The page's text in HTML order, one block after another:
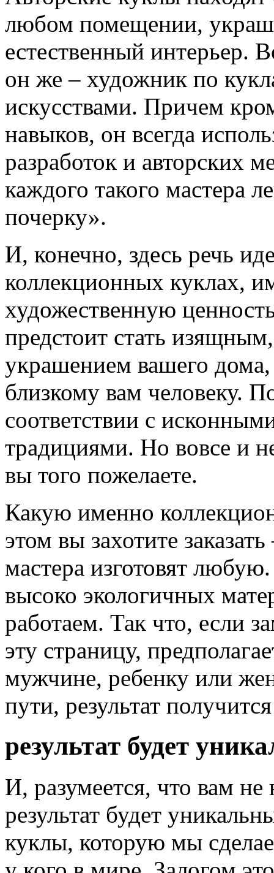
любом помещении,
естественный интерьер.
он же – художник по
искусствами. Причем
навыков, он всегда
разработок и авторских
каждого такого мастера
почерку».
И, конечно, здесь речь
коллекционных куклах,
художественную
предстоит стать
украшением вашего
близкому вам человеку.
соответствии с
традициями. Но вовсе и
вы того пожелаете.
Какую именно
этом вы захотите
мастера изготовят
высоко экологичных
работаем. Так что, если
эту страницу,
мужчине, ребенку или
пути, результат
результат будет
И, разумеется, что вам не
результат будет
куклы, которую мы